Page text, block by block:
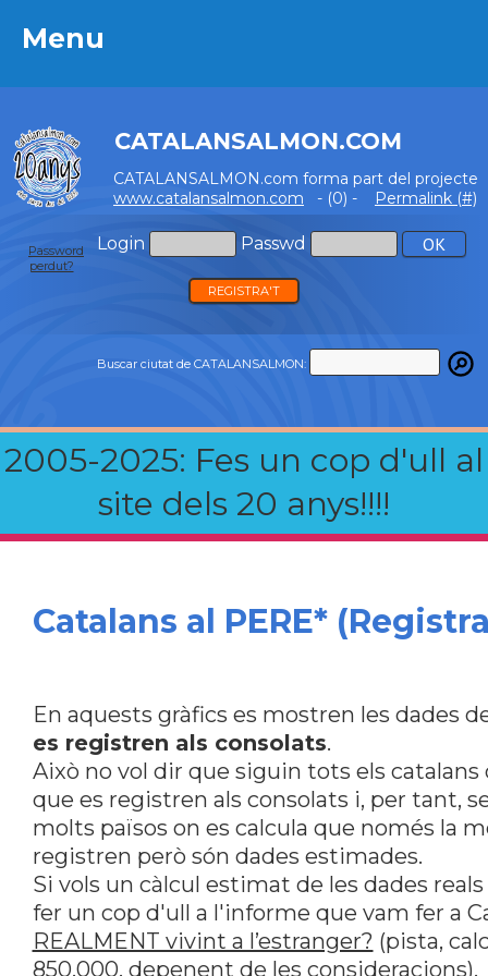
Menu
CATALANSALMON.COM
CATALANSALMON.com forma part del projecte
www.catalansalmon.com - (0) - Permalink (#)
Login Passwd
Password
perdut?
REGISTRA'T
Buscar ciutat de CATALANSALMON:
2005-2025: Fes un cop d'ull al
site dels 20 anys!!!!
Menu
Catalans al PERE*
En aquests gràfics es mostren les dades
es registren als consolats.
Això no vol dir que siguin tots els
que es registren als consolats i, per tant,
molts països on es calcula que només la
registren però són dades estimades.
Si vols un càlcul estimat de les dades
fer un cop d'ull a l'informe que vam fer a
REALMENT vivint a l’estranger? (pista,
850.000, depenent de les consideracions).